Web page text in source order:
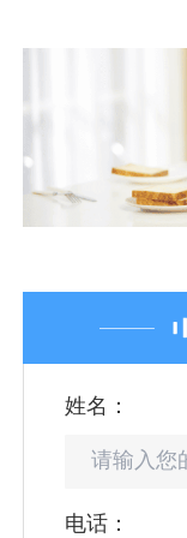
姓名：
电话：